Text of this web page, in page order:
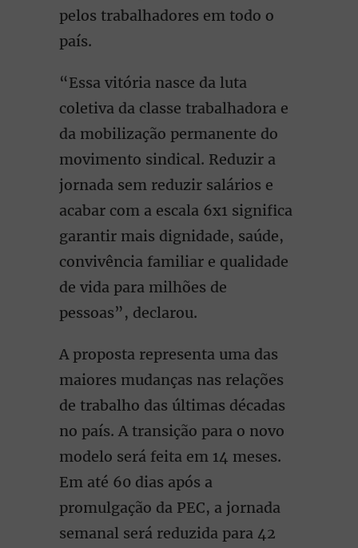
pelos trabalhadores em todo o
país.
“Essa vitória nasce da luta
coletiva da classe trabalhadora e
da mobilização permanente do
movimento sindical. Reduzir a
jornada sem reduzir salários e
acabar com a escala 6x1 significa
garantir mais dignidade, saúde,
convivência familiar e qualidade
de vida para milhões de
pessoas”, declarou.
A proposta representa uma das
maiores mudanças nas relações
de trabalho das últimas décadas
no país. A transição para o novo
modelo será feita em 14 meses.
Em até 60 dias após a
promulgação da PEC, a jornada
semanal será reduzida para 42